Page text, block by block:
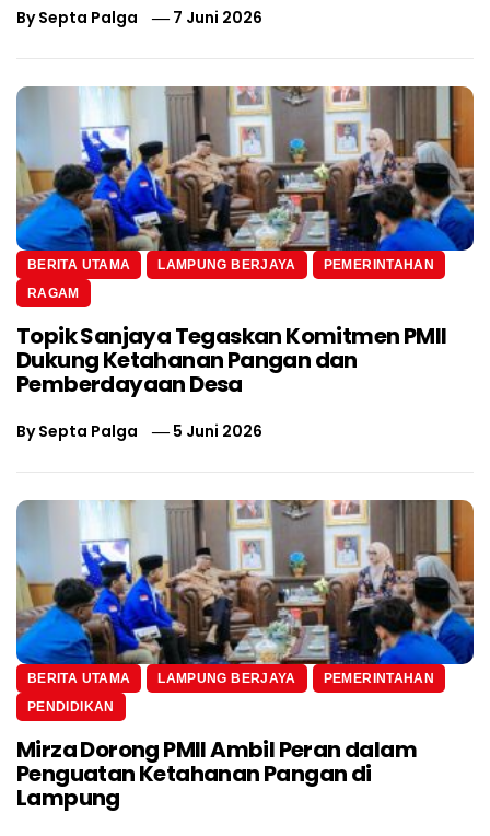
BySepta Palga 7 Juni 2026
BERITA UTAMA LAMPUNG BERJAYA
PEMERINTAHAN
RAGAM
Topik Sanjaya Tegaskan Komitmen PMII
Dukung Ketahanan Pangan dan
Pemberdayaan Desa
BySepta Palga 5 Juni 2026
BERITA UTAMA LAMPUNG BERJAYA
PEMERINTAHAN
PENDIDIKAN
Mirza Dorong PMII Ambil Peran dalam
Penguatan Ketahanan Pangan di
Lampung